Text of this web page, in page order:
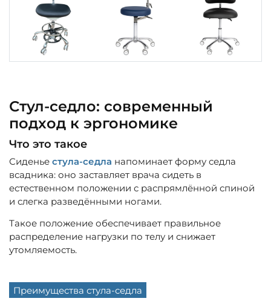
Стул-седло: современный
подход к эргономике
Что это такое
Сиденье стула-седла напоминает форму седла
всадника: оно заставляет врача сидеть в
естественном положении с распрямлённой спиной
и слегка разведёнными ногами.
Такое положение обеспечивает правильное
распределение нагрузки по телу и снижает
утомляемость.
Преимущества стула-седла